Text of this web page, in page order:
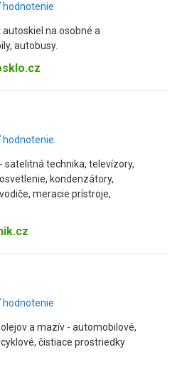
hodnotenie
na osobné a
autobusy.
hodnotenie
satelitná technika, televízory,
kondenzátory,
meracie prístroje,
hodnotenie
a mazív - automobilové,
čistiace prostriedky